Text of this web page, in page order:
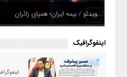
ویدئو / بیمه ایران؛ همپای زائران
اینفوگرافیک